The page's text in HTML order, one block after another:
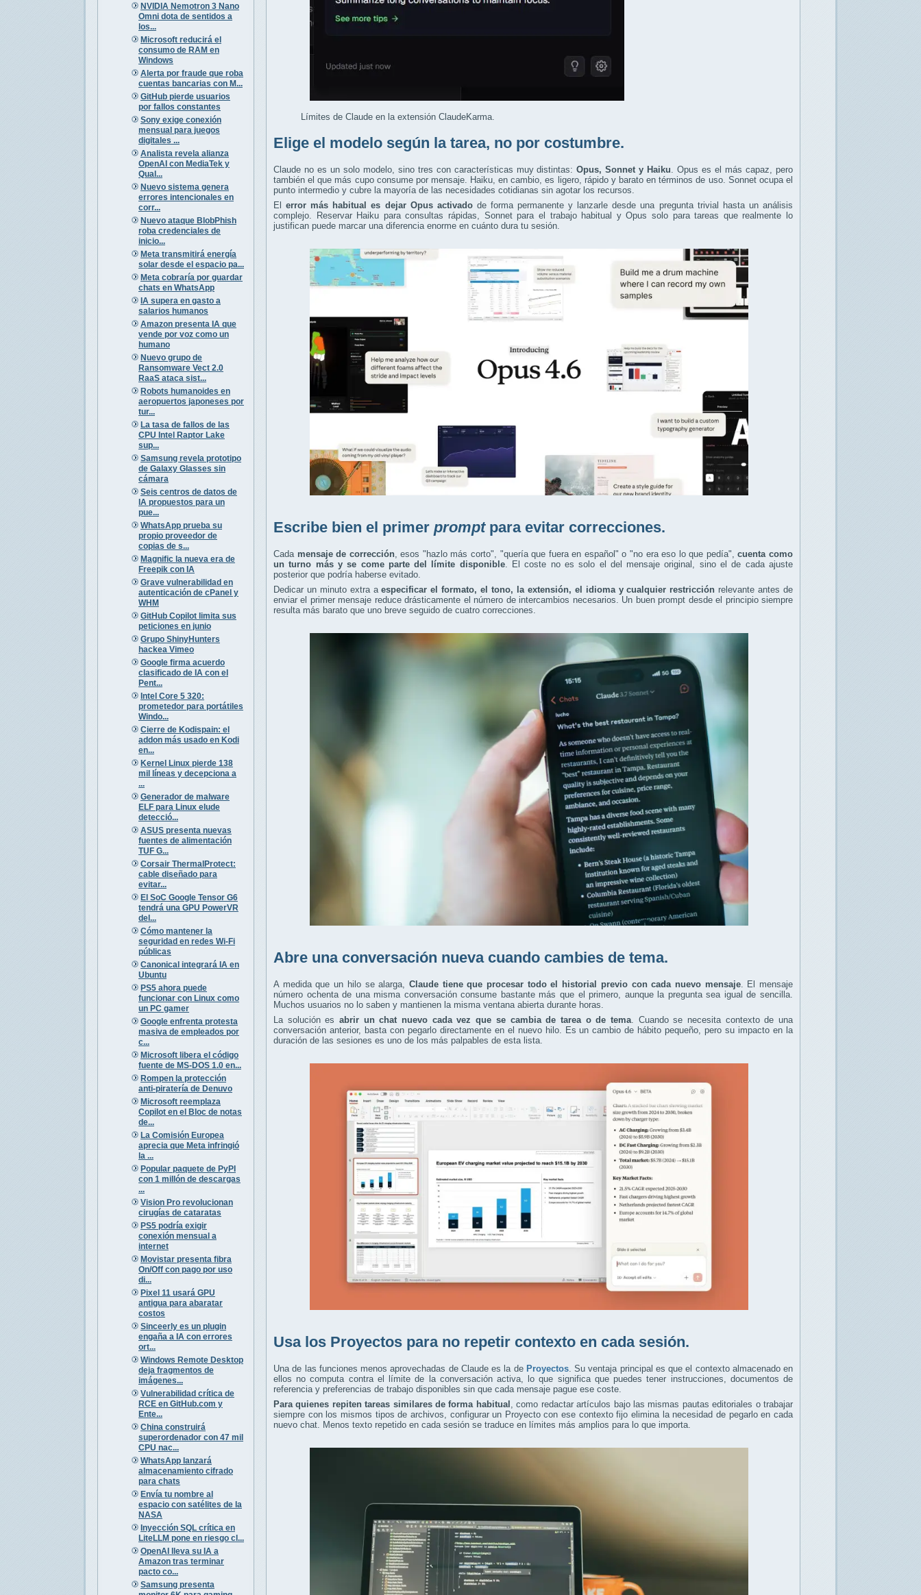
NVIDIA Nemotron 3 Nano
Omni dota de sentidos a
los...
Microsoft reducirá el
consumo de RAM en
Windows
Alerta por fraude que roba
cuentas bancarias con M...
GitHub pierde usuarios
por fallos constantes
Sony exige conexión
mensual para juegos
digitales ...
Analista revela alianza
OpenAI con MediaTek y
Qual...
Nuevo sistema genera
errores intencionales en
corr...
Nuevo ataque BlobPhish
roba credenciales de
inicio...
Meta transmitirá energía
solar desde el espacio pa...
Meta cobraría por guardar
chats en WhatsApp
IA supera en gasto a
salarios humanos
Amazon presenta IA que
vende por voz como un
humano
Nuevo grupo de
Ransomware Vect 2.0
RaaS ataca sist...
Robots humanoides en
aeropuertos japoneses por
tur...
La tasa de fallos de las
CPU Intel Raptor Lake
sup...
Samsung revela prototipo
de Galaxy Glasses sin
cámara
Seis centros de datos de
IA propuestos para un
pue...
WhatsApp prueba su
propio proveedor de
copias de s...
Magnific la nueva era de
Freepik con IA
Grave vulnerabilidad en
autenticación de cPanel y
WHM
GitHub Copilot limita sus
peticiones en junio
Grupo ShinyHunters
hackea Vimeo
Google firma acuerdo
clasificado de IA con el
Pent...
Intel Core 5 320:
prometedor para portátiles
Windo...
Cierre de Kodispain: el
addon más usado en Kodi
en...
Kernel Linux pierde 138
mil líneas y decepciona a
...
Generador de malware
ELF para Linux elude
detecció...
ASUS presenta nuevas
fuentes de alimentación
TUF G...
Corsair ThermalProtect:
cable diseñado para
evitar...
El SoC Google Tensor G6
tendrá una GPU PowerVR
del...
Cómo mantener la
seguridad en redes Wi-Fi
públicas
Canonical integrará IA en
Ubuntu
PS5 ahora puede
funcionar con Linux como
un PC gamer
Google enfrenta protesta
masiva de empleados por
c...
Microsoft libera el código
fuente de MS-DOS 1.0 en...
Rompen la protección
anti-piratería de Denuvo
Microsoft reemplaza
Copilot en el Bloc de notas
de...
La Comisión Europea
aprecia que Meta infringió
la ...
Popular paquete de PyPI
con 1 millón de descargas
...
Vision Pro revolucionan
cirugías de cataratas
PS5 podría exigir
conexión mensual a
internet
Movistar presenta fibra
On/Off con pago por uso
di...
Pixel 11 usará GPU
antigua para abaratar
costos
Sinceerly es un plugin
engaña a IA con errores
ort...
Windows Remote Desktop
deja fragmentos de
imágenes...
Vulnerabilidad crítica de
RCE en GitHub.com y
Ente...
China construirá
superordenador con 47 mil
CPU nac...
WhatsApp lanzará
almacenamiento cifrado
para chats
Envía tu nombre al
espacio con satélites de la
NASA
Inyección SQL crítica en
LiteLLM pone en riesgo cl...
OpenAI lleva su IA a
Amazon tras terminar
pacto co...
Samsung presenta
Límites de Claude en la extensión ClaudeKarma.
Elige el modelo según la tarea, no por costumbre.
Claude no es un solo modelo, sino tres con características muy distintas:Opus, Sonnet y Haiku. Opus es el más capaz, pero
también el que más cupo consume por mensaje. Haiku, en cambio, es ligero, rápido y barato en términos de uso. Sonnet ocupa el
punto intermedio y cubre la mayoría de las necesidades cotidianas sin agotar los recursos.
Elerror más habitual es dejar Opus activadode forma permanente y lanzarle desde una pregunta trivial hasta un análisis
complejo. Reservar Haiku para consultas rápidas, Sonnet para el trabajo habitual y Opus solo para tareas que realmente lo
justifican puede marcar una diferencia enorme en cuánto dura tu sesión.
Escribe bien el primer promptpara evitar correcciones.
Cada mensaje de corrección, esos "hazlo más corto", "quería que fuera en español" o "no era eso lo que pedía",cuenta como
un turno más y se come parte del límite disponible. El coste no es solo el del mensaje original, sino el de cada ajuste
posterior que podría haberse evitado.
Dedicar un minuto extra aespecificar el formato, el tono, la extensión, el idioma y cualquier restricción relevante antes de
enviar el primer mensaje reduce drásticamente el número de intercambios necesarios. Un buen prompt desde el principio siempre
resulta más barato que uno breve seguido de cuatro correcciones.
Abre una conversación nueva cuando cambies de tema.
A medida que un hilo se alarga, Claude tiene que procesar todo el historial previo con cada nuevo mensaje. El mensaje
número ochenta de una misma conversación consume bastante más que el primero, aunque la pregunta sea igual de sencilla.
Muchos usuarios no lo saben y mantienen la misma ventana abierta durante horas.
La solución esabrir un chat nuevo cada vez que se cambia de tarea o de tema. Cuando se necesita contexto de una
conversación anterior, basta con pegarlo directamente en el nuevo hilo. Es un cambio de hábito pequeño, pero su impacto en la
duración de las sesiones es uno de los más palpables de esta lista.
Usa los Proyectos para no repetir contexto en cada sesión.
Una de las funciones menos aprovechadas de Claude es la de Proyectos. Su ventaja principal es que el contexto almacenado en
ellos no computa contra el límite de la conversación activa, lo que significa que puedes tener instrucciones, documentos de
referencia y preferencias de trabajo disponibles sin que cada mensaje pague ese coste.
Para quienes repiten tareas similares de forma habitual
, como redactar artículos bajo las mismas pautas editoriales o trabajar
siempre con los mismos tipos de archivos, configurar un Proyecto con ese contexto fijo elimina la necesidad de pegarlo en cada
nuevo chat. Menos texto repetido en cada sesión se traduce en límites más amplios para lo que importa.